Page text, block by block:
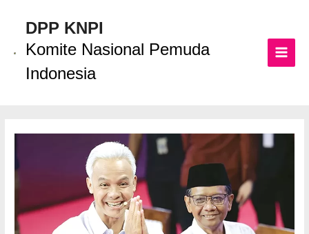
kontenDPP KNPI
Komite Nasional Pemuda
Indonesia